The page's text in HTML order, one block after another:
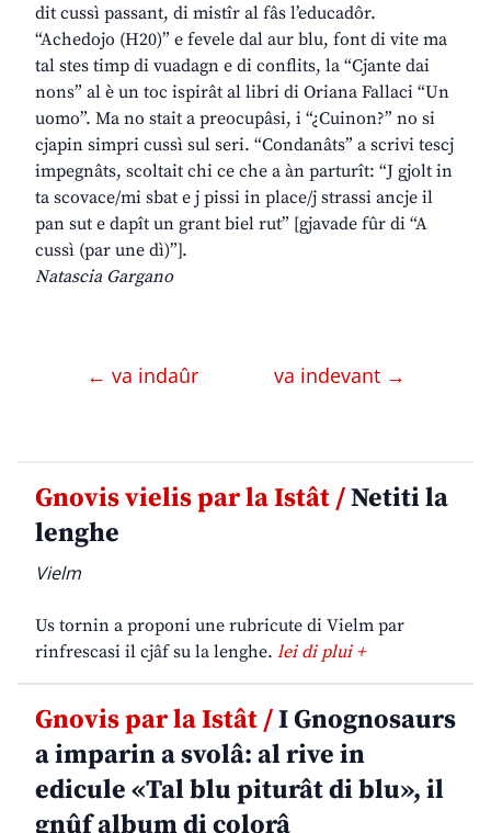
dit cussì passant, di mistîr al fâs l’educadôr.
“Achedojo (H20)” e fevele dal aur blu, font di vite ma
tal stes timp di vuadagn e di conflits, la “Cjante dai
nons” al è un toc ispirât al libri di Oriana Fallaci “Un
uomo”. Ma no stait a preocupâsi, i “¿Cuinon?” no si
cjapin simpri cussì sul seri. “Condanâts” a scrivi tescj
impegnâts, scoltait chi ce che a àn parturît: “J gjolt in
ta scovace/mi sbat e j pissi in place/j strassi ancje il
pan sut e dapît un grant biel rut” [gjavade fûr di “A
cussì (par une dì)”].
Natascia Gargano
← va indaûr va indevant →
Gnovis vielis par la Istât /Netiti la
lenghe
Vielm
Us tornin a proponi une rubricute di Vielm par
rinfrescasi il cjâf su la lenghe. lei di plui +
Gnovis par la Istât /I Gnognosaurs
a imparin a svolâ: al rive in
edicule «Tal blu piturât di blu», il
gnûf album di colorâ